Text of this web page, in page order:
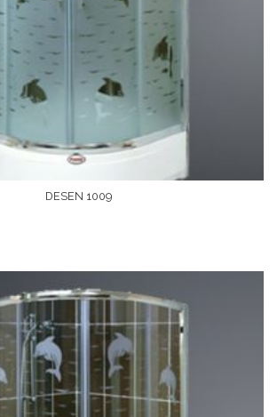
DESEN 1009
Devamını Oku